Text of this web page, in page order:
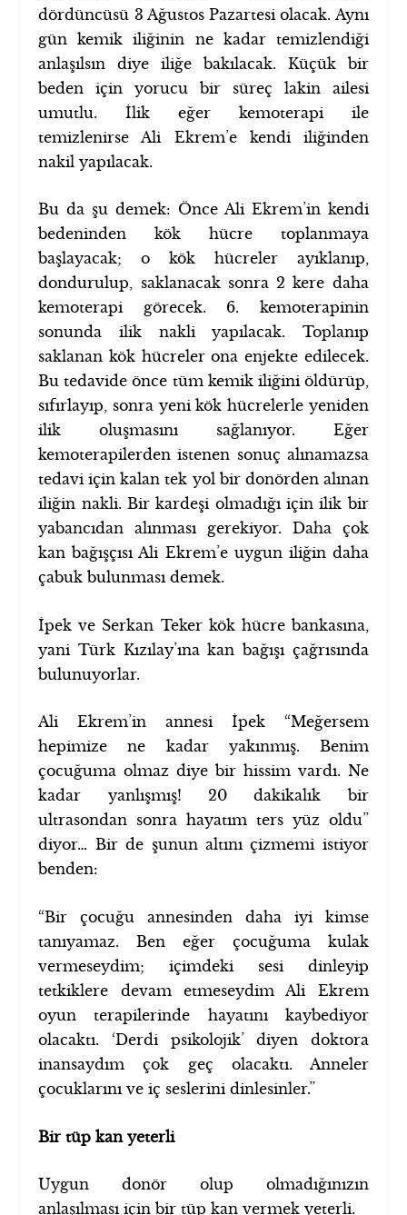
dördüncüsü 3 Ağustos Pazartesi olacak. Aynı
gün kemik iliğinin ne kadar temizlendiği
anlaşılsın diye iliğe bakılacak. Küçük bir
beden için yorucu bir süreç lakin ailesi
umutlu. İlik eğer kemoterapi ile
temizlenirse Ali Ekrem’e kendi iliğinden
nakil yapılacak.
Bu da şu demek: Önce Ali Ekrem’in kendi
bedeninden kök hücre toplanmaya
başlayacak; o kök hücreler ayıklanıp,
dondurulup, saklanacak sonra 2 kere daha
kemoterapi görecek. 6. kemoterapinin
sonunda ilik nakli yapılacak. Toplanıp
saklanan kök hücreler ona enjekte edilecek.
Bu tedavide önce tüm kemik iliğini öldürüp,
sıfırlayıp, sonra yeni kök hücrelerle yeniden
ilik oluşmasını sağlanıyor. Eğer
kemoterapilerden istenen sonuç alınamazsa
tedavi için kalan tek yol bir donörden alınan
iliğin nakli. Bir kardeşi olmadığı için ilik bir
yabancıdan alınması gerekiyor. Daha çok
kan bağışçısı Ali Ekrem’e uygun iliğin daha
çabuk bulunması demek.
İpek ve Serkan Teker kök hücre bankasına,
yani Türk Kızılay’ına kan bağışı çağrısında
bulunuyorlar.
Ali Ekrem’in annesi İpek “Meğersem
hepimize ne kadar yakınmış. Benim
çocuğuma olmaz diye bir hissim vardı. Ne
kadar yanlışmış! 20 dakikalık bir
ultrasondan sonra hayatım ters yüz oldu”
diyor… Bir de şunun altını çizmemi istiyor
benden:
“Bir çocuğu annesinden daha iyi kimse
tanıyamaz. Ben eğer çocuğuma kulak
vermeseydim; içimdeki sesi dinleyip
tetkiklere devam etmeseydim Ali Ekrem
oyun terapilerinde hayatını kaybediyor
olacaktı. ‘Derdi psikolojik’ diyen doktora
inansaydım çok geç olacaktı. Anneler
çocuklarını ve iç seslerini dinlesinler.”
Bir tüp kan yeterli
Uygun donör olup olmadığınızın
anlaşılması için bir tüp kan vermek yeterli.